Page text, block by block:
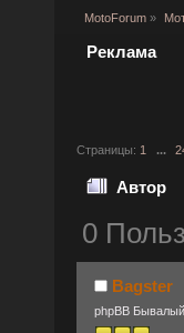
MotoForum »
Реклама
Страницы: 1 ...
Автор
0
Bagster
phpBB Бывалый